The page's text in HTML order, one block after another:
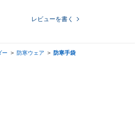
レビューを書く
ー > 防寒ウェア > 防寒手袋